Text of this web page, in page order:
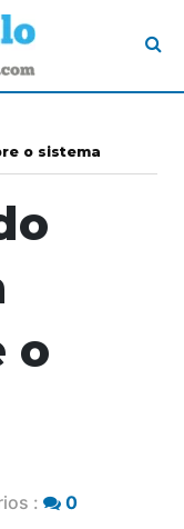
o sistema
o
: 0